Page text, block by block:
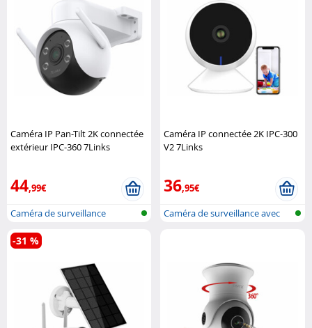
Caméra IP Pan-Tilt 2K connectée
extérieur IPC-360 7Links
44,99€
Caméra de surveillance
extérieur IP..
Caméra IP connectée 2K IPC-300
V2 7Links
36,95€
Caméra de surveillance avec
-31 %